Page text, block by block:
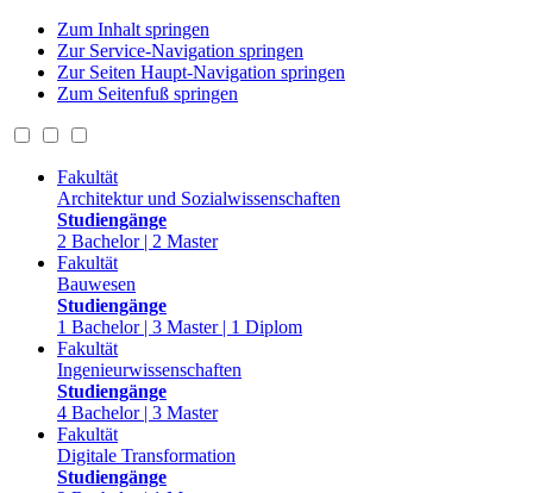
Zum Inhalt springen
Zur Service-Navigation springen
Zur Seiten Haupt-Navigation springen
Zum Seitenfuß springen
Fakultät
Architektur und Sozialwissenschaften
Studiengänge
2 Bachelor | 2 Master
Fakultät
Bauwesen
Studiengänge
1 Bachelor | 3 Master | 1 Diplom
Fakultät
Ingenieurwissenschaften
Studiengänge
4 Bachelor | 3 Master
Fakultät
Digitale Transformation
Studiengänge